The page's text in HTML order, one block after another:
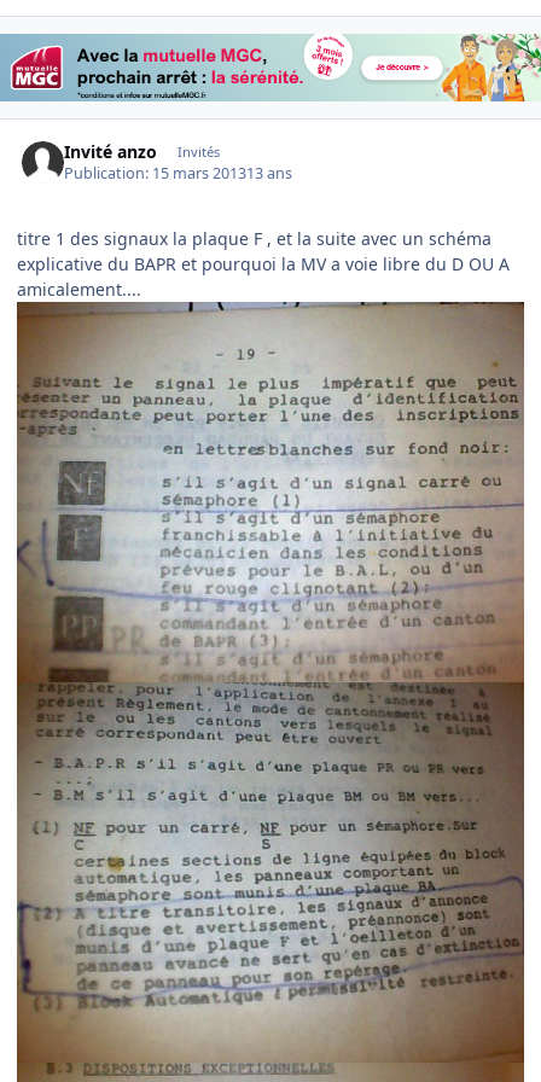
Invité anzo Invités
Publication: 15 mars 201313 ans
titre 1 des signaux la plaque F , et la suite avec un schéma
explicative du BAPR et pourquoi la MV a voie libre du D OU A
amicalement....